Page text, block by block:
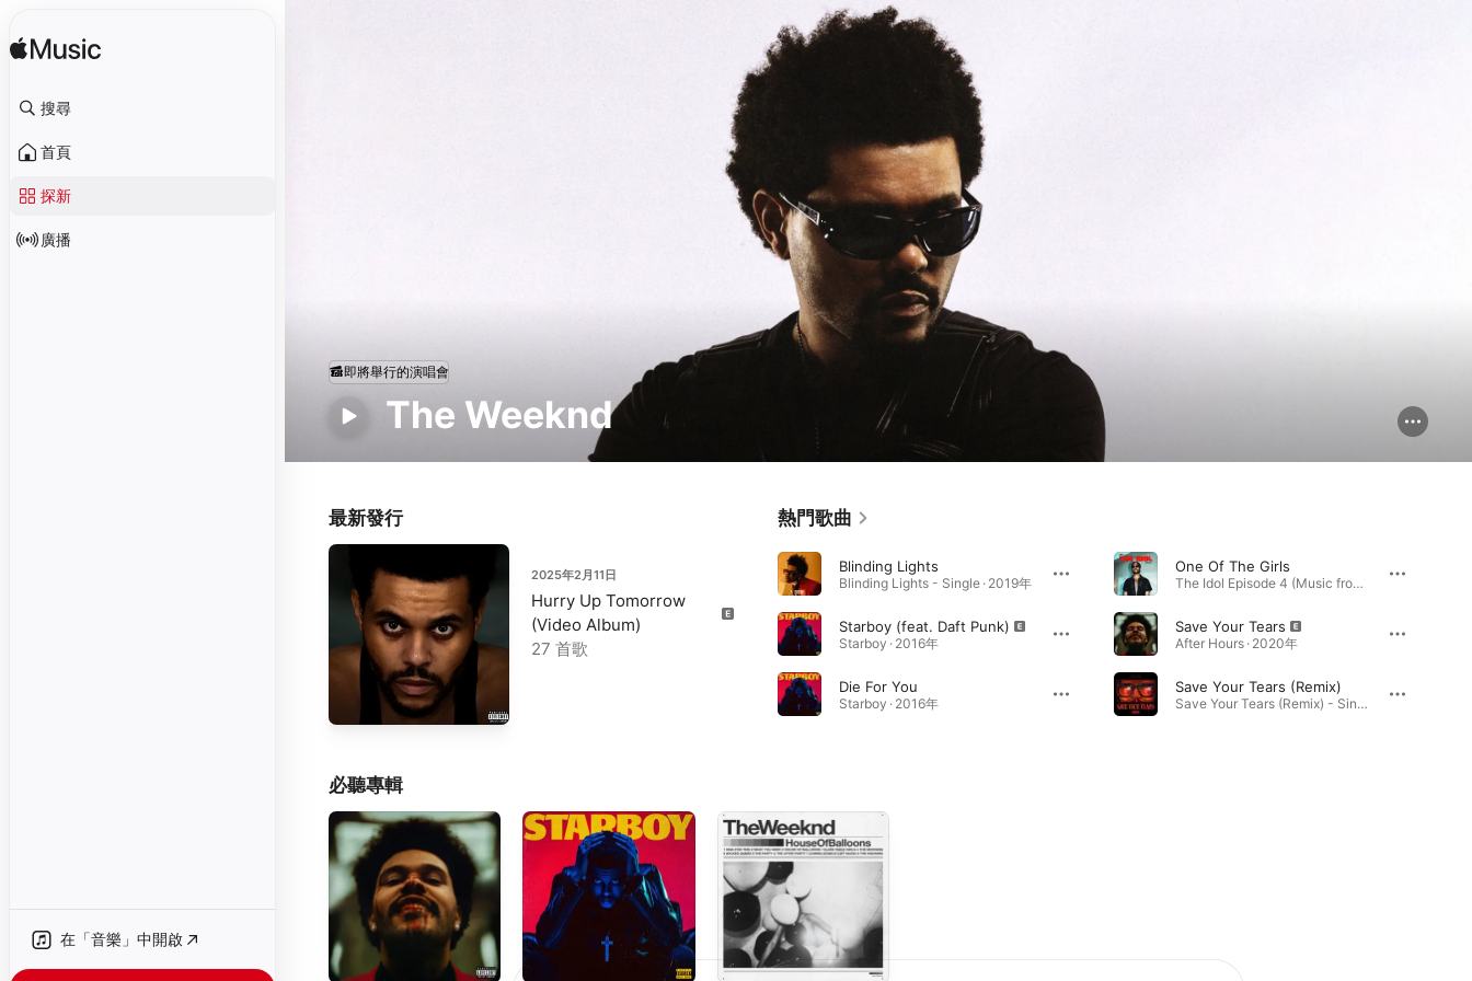
搜尋
首頁
探新
廣播
在「音樂」中開啟
The Weeknd
即將舉行的演唱會
最新發行
2025年2月11日
Hurry Up Tomorrow
(Video Album)
27 首歌
熱門歌曲
Blinding Lights
Blinding Lights - Single · 2019年
Starboy (feat. Daft Punk)
Starboy · 2016年
Die For You
Starboy · 2016年
One Of The Girls
The Idol Episode 4 (Music from the HBO Original Series) - Single · 2023年
Save Your Tears
After Hours · 2020年
Save Your Tears (Remix)
Save Your Tears (Remix) - Single · 2021年
必聽專輯